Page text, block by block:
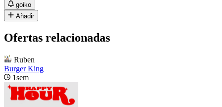
goiko
Añadir
Ofertas relacionadas
Ruben
Burger King
1sem